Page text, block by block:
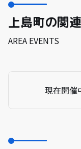
上島町の関
AREA EVENTS
現在開催